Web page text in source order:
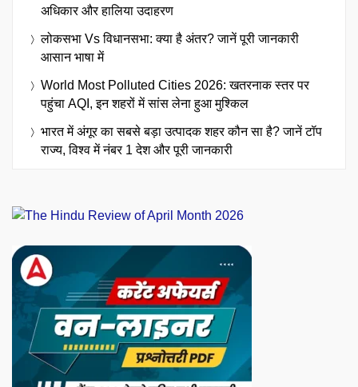
अधिकार और हालिया उदाहरण
लोकसभा Vs विधानसभा: क्या है अंतर? जानें पूरी जानकारी
आसान भाषा में
World Most Polluted Cities 2026: खतरनाक स्तर पर
पहुंचा AQI, इन शहरों में सांस लेना हुआ मुश्किल
भारत में अंगूर का सबसे बड़ा उत्पादक शहर कौन सा है? जानें टॉप
राज्य, विश्व में नंबर 1 देश और पूरी जानकारी